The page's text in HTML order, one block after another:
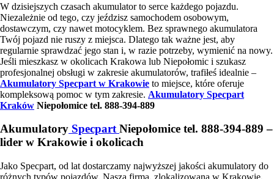
W dzisiejszych czasach akumulator to serce każdego pojazdu.
Niezależnie od tego, czy jeździsz samochodem osobowym,
dostawczym, czy nawet motocyklem. Bez sprawnego akumulatora
Twój pojazd nie ruszy z miejsca. Dlatego tak ważne jest, aby
regularnie sprawdzać jego stan i, w razie potrzeby, wymienić na nowy.
Jeśli mieszkasz w okolicach Krakowa lub Niepołomic i szukasz
profesjonalnej obsługi w zakresie akumulatorów, trafiłeś idealnie –
Akumulatory Specpart w Krakowie to miejsce, które oferuje
kompleksową pomoc w tym zakresie. Akumulatory Specpart
Kraków Niepołomice tel. 888-394-889
Akumulatory SpecpartNiepołomice tel. 888-394-889 –
lider w Krakowie i okolicach
Jako Specpart, od lat dostarczamy najwyższej jakości akumulatory do
różnych typów pojazdów. Nasza firma, zlokalizowana w Krakowie,